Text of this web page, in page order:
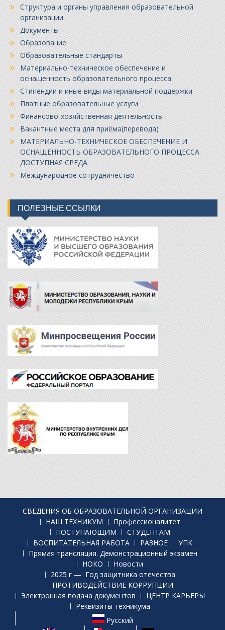
Структура и органы управления образовательной
организации
Документы
Образование
Образовательные стандарты
Материально-техническое обеспечение и
оснащенность образовательного процесса
Стипендии и иные виды материальной поддержки
Платные образовательные услуги
Финансово-хозяйственная деятельность
Вакантные места для приёма(перевода)
МАТЕРИАЛЬНО-ТЕХНИЧЕСКОЕ ОБЕСПЕЧЕНИЕ И
ОСНАЩЕННОСТЬ ОБРАЗОВАТЕЛЬНОГО ПРОЦЕССА.
ДОСТУПНАЯ СРЕДА
Международное сотрудничество
ПОЛЕЗНЫЕ ССЫЛКИ
СВЕДЕНИЯ ОБ ОБРАЗОВАТЕЛЬНОЙ ОРГАНИЗАЦИИ
НАШ ТЕХНИКУМ
Профессионалитет
ПОСТУПАЮЩИМ
СТУДЕНТАМ
ВОСПИТАТЕЛЬНАЯ РАБОТА
РАЗНОЕ
УПК
Прямая трансляция. Демонстрационный экзамен
НОКО
Новости
2025 г — Год защитника отечества
ПРОТИВОДЕЙСТВИЕ КОРРУПЦИИ
Электронная подача документов
ЦЕНТР КАРЬЕРЫ
Реквизиты техникума
Русский